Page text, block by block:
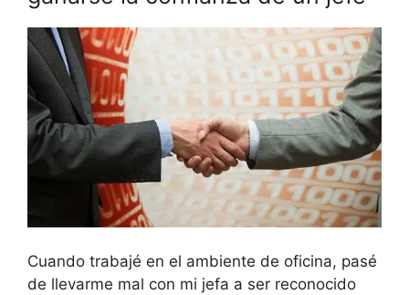
Cuando trabajé en el ambiente de oficina, pasé
de llevarme mal con mi jefa a ser reconocido